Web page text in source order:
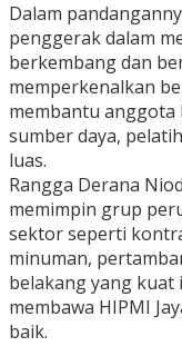
Dalam
penggerak dalam
berkembang dan
memperkenalkan
membantu anggota
sumber daya,
luas.
Rangga Derana
memimpin grup
sektor seperti
minuman,
belakang yang kuat
membawa HIPMI
baik.